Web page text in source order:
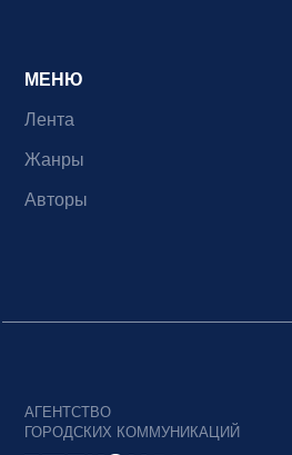
МЕНЮ
Лента
Жанры
Авторы
АГЕНТСТВО
ГОРОДСКИХ КОММУНИКАЦИЙ